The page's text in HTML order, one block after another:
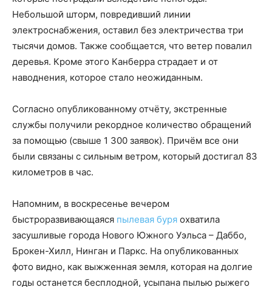
Небольшой шторм, повредивший линии
электроснабжения, оставил без электричества три
тысячи домов. Также сообщается, что ветер повалил
деревья. Кроме этого Канберра страдает и от
наводнения, которое стало неожиданным.
Согласно опубликованному отчёту, экстренные
службы получили рекордное количество обращений
за помощью (свыше 1 300 заявок). Причём все они
были связаны с сильным ветром, который достигал 83
километров в час.
Напомним, в воскресенье вечером
быстроразвивающаяся пылевая буря охватила
засушливые города Нового Южного Уэльса – Даббо,
Брокен-Хилл, Нинган и Паркс. На опубликованных
фото видно, как выжженная земля, которая на долгие
годы останется бесплодной, усыпана пылью рыжего